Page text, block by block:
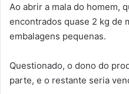
Ao abrir a mala do homem,
encontrados quase 2 kg de
embalagens pequenas.
Questionado, o dono do
parte, e o restante seria